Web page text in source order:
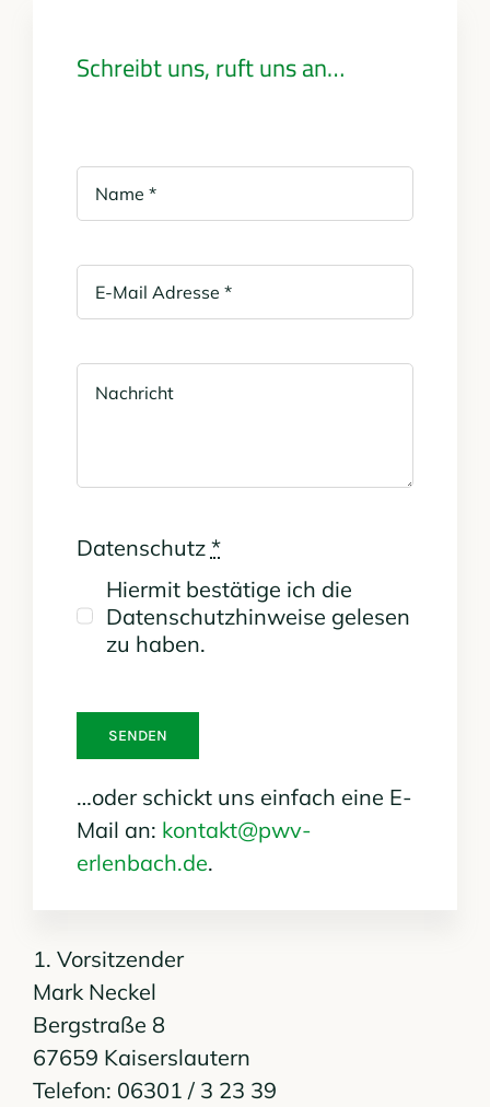
Schreibt uns, ruft uns an…
Datenschutz *
Hiermit bestätige ich die
Datenschutzhinweise gelesen
zu haben.
SENDEN
…oder schickt uns einfach eine E-
Mail an: kontakt@pwv-
erlenbach.de.
1. Vorsitzender
Mark Neckel
Bergstraße 8
67659 Kaiserslautern
Telefon: 06301 / 3 23 39